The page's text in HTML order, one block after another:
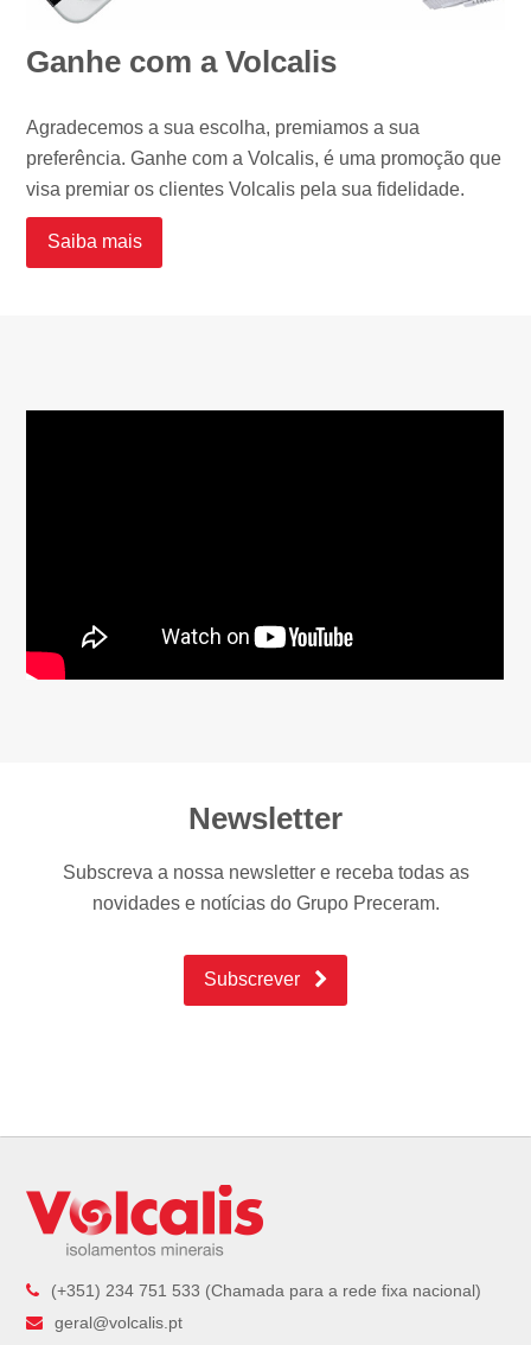
Ganhe com a Volcalis
Agradecemos a sua escolha, premiamos a sua
preferência. Ganhe com a Volcalis, é uma promoção que
visa premiar os clientes Volcalis pela sua fidelidade.
Saiba mais
Newsletter
Subscreva a nossa newsletter e receba todas as
novidades e notícias do Grupo Preceram.
Subscrever
(+351) 234 751 533 (Chamada para a rede fixa nacional)
geral@volcalis.pt